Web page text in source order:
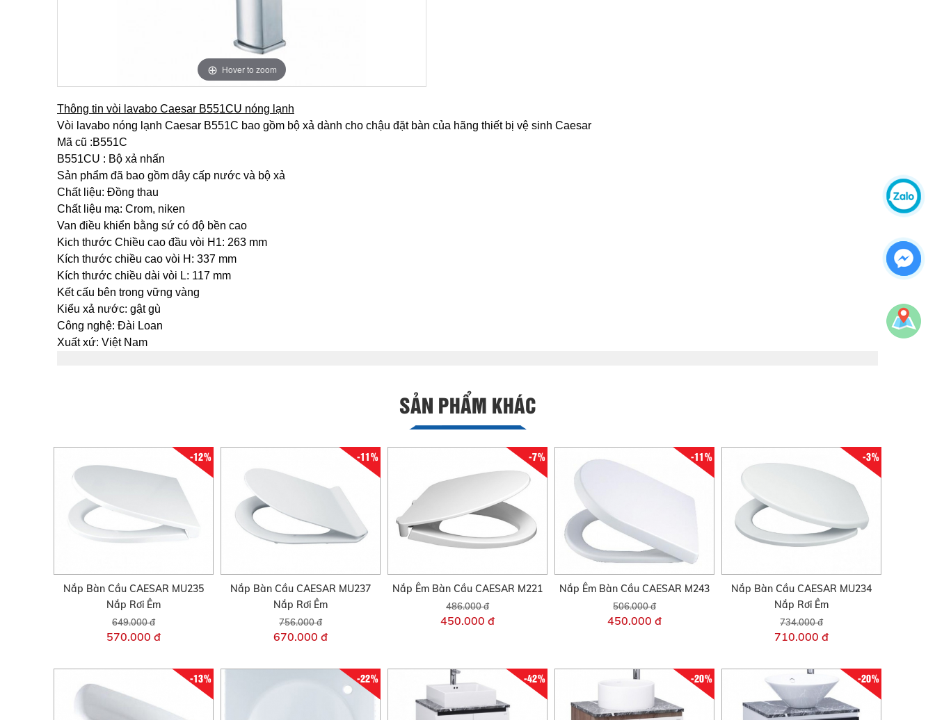
Hover to zoom
Thông tin vòi lavabo Caesar B551CU nóng lạnh
Vòi lavabo nóng lạnh Caesar B551C bao gồm bộ xả dành cho chậu đặt bàn của hãng thiết bị vệ sinh Caesar
Mã cũ :B551C
B551CU : Bộ xả nhấn
Sản phẩm đã bao gồm dây cấp nước và bộ xả
Chất liệu: Đồng thau
Chất liệu mạ: Crom, niken
Van điều khiển bằng sứ có độ bền cao
Kich thước Chiều cao đầu vòi H1: 263 mm
Kích thước chiều cao vòi H: 337 mm
Kích thước chiều dài vòi L: 117 mm
Kết cấu bên trong vững vàng
Kiểu xả nước: gật gù
Công nghệ: Đài Loan
Xuất xứ: Việt Nam
SẢN PHẨM KHÁC
-12%
Nắp Bàn Cầu CAESAR MU235
Nắp Rơi Êm
649.000 đ
570.000 đ
-11%
Nắp Bàn Cầu CAESAR MU237
Nắp Rơi Êm
756.000 đ
670.000 đ
-7%
Nắp Êm Bàn Cầu CAESAR M221
486.000 đ
450.000 đ
-11%
Nắp Êm Bàn Cầu CAESAR M243
506.000 đ
450.000 đ
-3%
Nắp Bàn Cầu CAESAR MU234
Nắp Rơi Êm
734.000 đ
710.000 đ
-13% -22% -42% -20% -20%